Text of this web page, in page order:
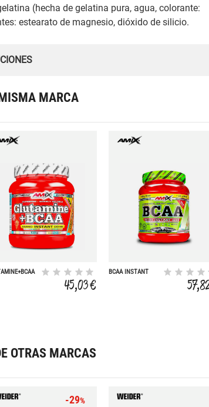
(hecha de gelatina pura, agua, colorante:
estearato de magnesio, dióxido de silicio.
MARCA
45,03 €
BCAA INSTANT
OTRAS MARCAS
-29%